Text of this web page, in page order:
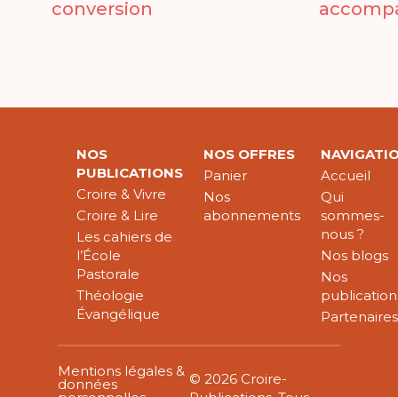
conversion
NOS
PUBLICATIONS
Croire & Vivre
Croire & Lire
Les cahiers de
l’École
Pastorale
Théologie
Évangélique
NOS OFFRES
Panier
Nos
abonnements
Accueil
Qui
sommes-
nous ?
Nos blogs
Nos
Partenaires
Mentions légales &
données
© 2026 Croire-